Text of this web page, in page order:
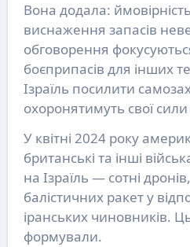
Вона додала:
виснаження запасів
обговорення
боєприпасів для інших
Ізраїль посилити
охоронятимуть свої
У квітні 2024 року
британські та інші
на Ізраїль — сотні
балістичних ракет у
іранських чиновників.
формували.